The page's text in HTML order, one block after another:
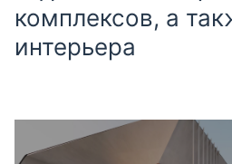
комплексов, а
интерьера